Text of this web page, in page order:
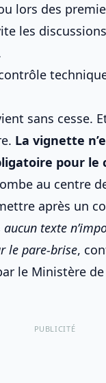
lors des
les
sans cesse.
La vignette
pour le
au centre
après un
aucun texte
le pare-brise,
le Ministère
PUBLICITÉ